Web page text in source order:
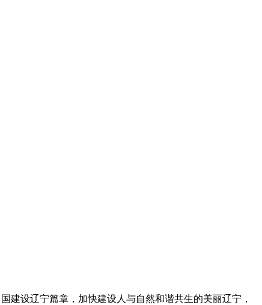
建设辽宁篇章，加快建设人与自然和谐共生的美丽辽宁，